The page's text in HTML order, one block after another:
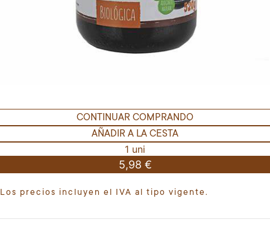
CONTINUAR COMPRANDO
AÑADIR A LA CESTA
1 uni
5,98 €
Los precios incluyen el IVA al tipo vigente.